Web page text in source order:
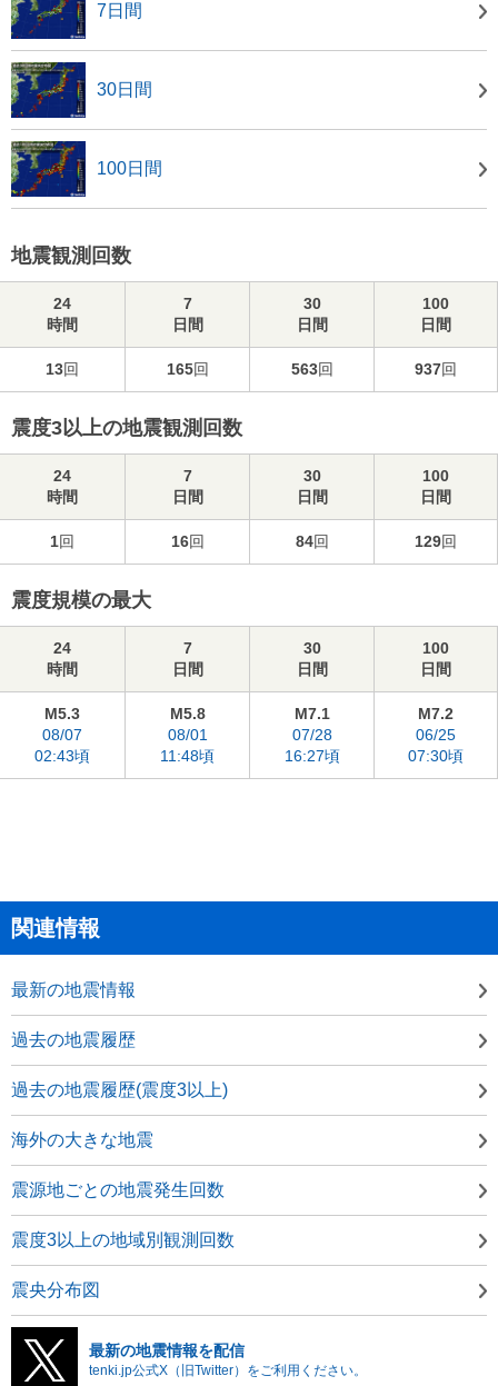
7日間
30日間
100日間
地震観測回数
24
時間
7
日間
30
日間
100
日間
13回 165回 563回 937回
震度3以上の地震観測回数
24
時間
7
日間
30
日間
100
日間
1回 16回 84回 129回
震度規模の最大
24
時間
7
日間
30
日間
100
日間
M5.3
08/07
02:43頃
M5.8
08/01
11:48頃
M7.1
07/28
16:27頃
M7.2
06/25
07:30頃
関連情報
最新の地震情報
過去の地震履歴
過去の地震履歴(震度3以上)
海外の大きな地震
震源地ごとの地震発生回数
震度3以上の地域別観測回数
震央分布図
最新の地震情報を配信
tenki.jp公式X（旧Twitter）をご利用ください。